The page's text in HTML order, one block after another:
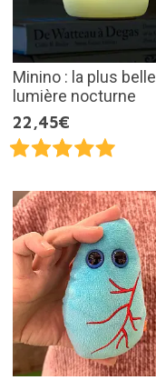
Minino : la plus belle
lumière nocturne
22,45€